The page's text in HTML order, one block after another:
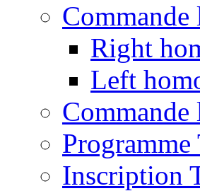
Right
Left
Inscription